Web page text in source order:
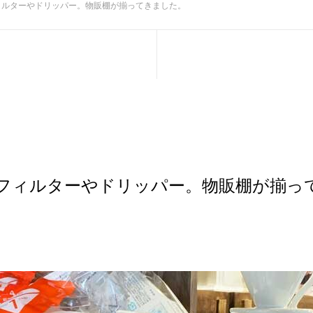
ターやドリッパー。物販棚が揃ってきました。
ィルターやドリッパー。物販棚が揃っ